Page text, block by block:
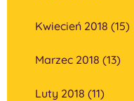
Kwiecień 2018 (15)
Marzec 2018 (13)
Luty 2018 (11)